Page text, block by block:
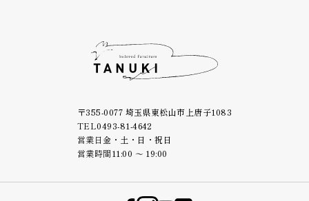
〒355-0077 埼玉県東松山市上唐子1083
TEL0493-81-4642
営業日金・土・日・祝日
営業時間11:00 ～ 19:00